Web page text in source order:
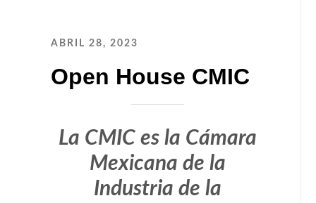
ABRIL 28, 2023
Open House CMIC
La CMIC es la Cámara
Mexicana de la
Industria de la